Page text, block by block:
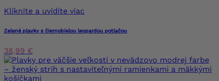
Kliknite a uvidíte viac
Zelené plavky s čiernobielou leopardou potlačou
38,99 €